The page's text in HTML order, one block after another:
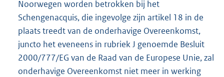
Noorwegen worden betrokken bij het
Schengenacquis, die ingevolge zijn artikel 18 in de
plaats treedt van de onderhavige Overeenkomst,
juncto het eveneens in rubriek J genoemde Besluit
2000/777/EG van de Raad van de Europese Unie, zal
onderhavige Overeenkomst niet meer in werking